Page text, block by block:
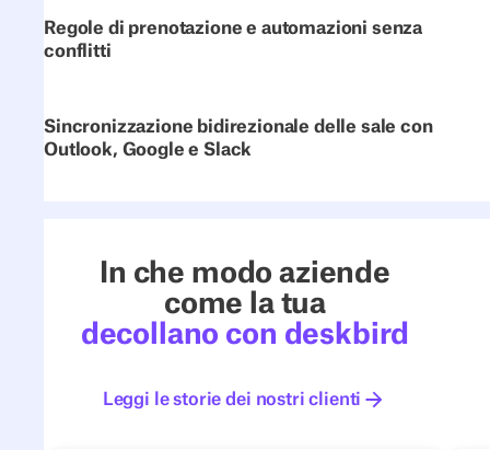
Regole di prenotazione e automazioni senza
conflitti
Sincronizzazione bidirezionale delle sale con
Outlook, Google e Slack
In che modo aziende
come la tua
decollano con deskbird
Leggi le storie dei nostri clienti
Leggi le storie dei nostri clienti